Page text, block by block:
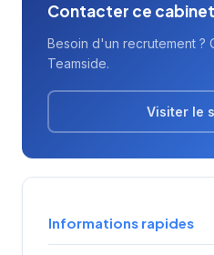
Contacter ce cabinet
Besoin d'un recrutement ?
Teamside.
Visiter le
Informations rapides